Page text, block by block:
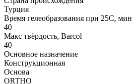
Турция
Время гелеобразования при 25С, мин
40
Макс твёрдость, Barcol
40
Основное назначение
Конструкционная
Основа
ORTHO